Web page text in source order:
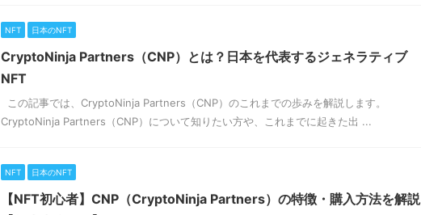
NFT 日本のNFT
CryptoNinja Partners（CNP）とは？日本を代表するジェネラティブ
NFT
この記事では、CryptoNinja Partners（CNP）のこれまでの歩みを解説します。
CryptoNinja Partners（CNP）について知りたい方や、これまでに起きた出 ...
NFT 日本のNFT
【NFT初心者】CNP（CryptoNinja Partners）の特徴・購入方法を解説